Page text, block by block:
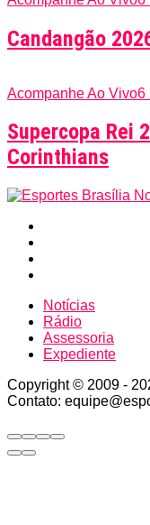
Candangão
Acompanhe Ao Vivo6
Supercopa Rei
Corinthians
Notícias
Rádio
Assessoria
Expediente
Copyright © 2009 -
Contato: